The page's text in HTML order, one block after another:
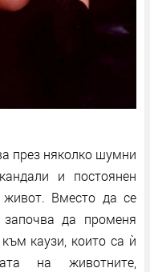
през няколко шумни
и постоянен
Вместо да се
започва да променя
каузи, които са ѝ
на животните,